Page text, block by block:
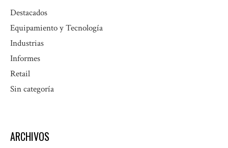
Destacados
Equipamiento y Tecnología
Industrias
Informes
Retail
Sin categoría
ARCHIVOS